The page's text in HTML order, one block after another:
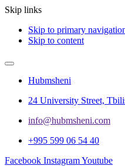
Skip links
Skip to primary
Skip to content
Hubmsheni
24 University Street,
info@hubmsheni.com​
+995 599 06 54 40
Facebook InstagramYoutube